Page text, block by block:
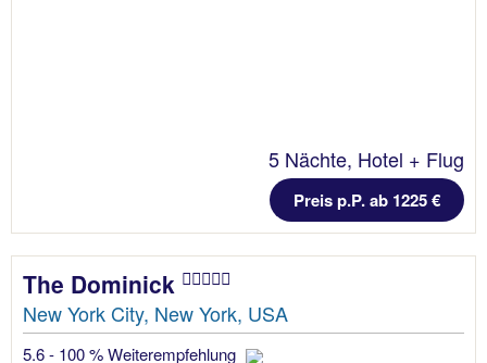
5 Nächte, Hotel + Flug
Preis p.P. ab 1225 €
The Dominick
New York City, New York, USA
5.6 - 100 % Weiterempfehlung